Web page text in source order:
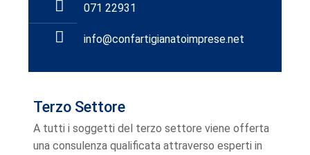
071 22931
info@confartigianatoimprese.net
Terzo Settore
A tutti i soggetti del terzo settore viene offerta
una consulenza qualificata attraverso esperti in